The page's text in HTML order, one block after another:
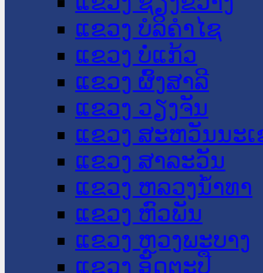
ແຂວງ ບໍລິຄໍາໄຊ
ແຂວງ ບໍ່ແກ້ວ
ແຂວງ ຜົ້ງສາລີ
ແຂວງ ວຽງຈັນ
ແຂວງ ສະຫວັນນະ
ແຂວງ ສາລະວັນ
ແຂວງ ຫລວງນໍ້າທາ
ແຂວງ ຫົວພັນ
ແຂວງ ຫຼວງພະບາງ
ແຂວງ ອັດຕະປື